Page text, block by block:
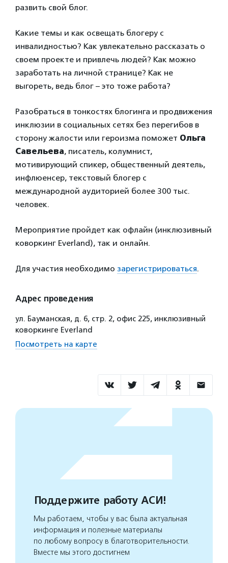
развить свой блог.
Какие темы и как освещать блогеру с
инвалидностью? Как увлекательно рассказать о
своем проекте и привлечь людей? Как можно
заработать на личной странице? Как не
выгореть, ведь блог – это тоже работа?
Разобраться в тонкостях блогинга и продвижения
инклюзии в социальных сетях без перегибов в
сторону жалости или героизма поможет Ольга
Савельева, писатель, колумнист,
мотивирующий спикер, общественный деятель,
инфлюенсер, текстовый блогер с
международной аудиторией более 300 тыс.
человек.
Мероприятие пройдет как офлайн (инклюзивный
коворкинг Everland), так и онлайн.
Для участия необходимо зарегистрироваться.
Адрес проведения
ул. Бауманская, д. 6, стр. 2, офис 225, инклюзивный
коворкинге Everland
Посмотреть на карте
Поддержите работу АСИ!
Мы работаем, чтобы у вас была актуальная
информация и полезные материалы
по любому вопросу в благотворительности.
Вместе мы этого достигнем